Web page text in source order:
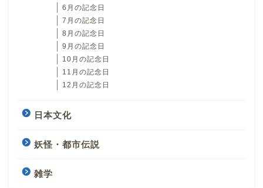
6月の記念日
7月の記念日
8月の記念日
9月の記念日
10月の記念日
11月の記念日
12月の記念日
日本文化
妖怪・都市伝説
雑学